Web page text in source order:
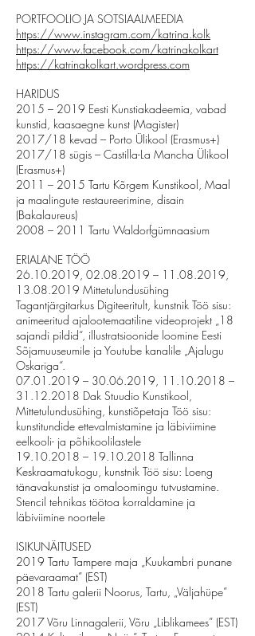
PORTFOOLIO JA SOTSIAALMEEDIA
https://www.instagram.com/katrina.kolk
https://www.facebook.com/katrinakolkart
https://katrinakolkart.wordpress.com
HARIDUS
2015 – 2019 Eesti Kunstiakadeemia, vabad
kunstid, kaasaegne kunst (Magister)
2017/18 kevad – Porto Ülikool (Erasmus+)
2017/18 sügis – Castilla-La Mancha Ülikool
(Erasmus+)
2011 – 2015 Tartu Kõrgem Kunstikool, Maal
ja maalingute restaureerimine, disain
(Bakalaureus)
2008 – 2011 Tartu Waldorfgümnaasium
ERIALANE TÖÖ
26.10.2019, 02.08.2019 – 11.08.2019,
13.08.2019 Mittetulundusühing
Tagantjärgitarkus Digiteeritult, kunstnik Töö sisu:
animeeritud ajalootemaatiline videoprojekt „18
sajandi pildid“, illustratsioonide loomine Eesti
Sõjamuuseumile ja Youtube kanalile „Ajalugu
Oskariga“.
07.01.2019 – 30.06.2019, 11.10.2018 –
31.12.2018 Dak Stuudio Kunstikool,
Mittetulundusühing, kunstiõpetaja Töö sisu:
kunstitundide ettevalmistamine ja läbiviimine
eelkooli- ja põhikoolilastele
19.10.2018 – 19.10.2018 Tallinna
Keskraamatukogu, kunstnik Töö sisu: Loeng
tänavakunstist ja omaloomingu tutvustamine.
Stencil tehnikas töötoa korraldamine ja
läbiviimine noortele
ISIKUNÄITUSED
2019 Tartu Tampere maja „Kuukambri punane
päevaraamat” (EST)
2018 Tartu galerii Noorus, Tartu, „Väljahüpe”
(EST)
2017 Võru Linnagalerii, Võru „Liblikamees” (EST)